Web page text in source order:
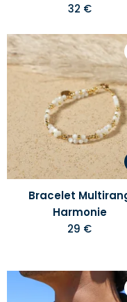
32 €
Bracelet
Harmonie
29 €